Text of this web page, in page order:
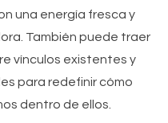
una energía fresca y
También puede traer
vínculos existentes y
para redefinir cómo
dentro de ellos.